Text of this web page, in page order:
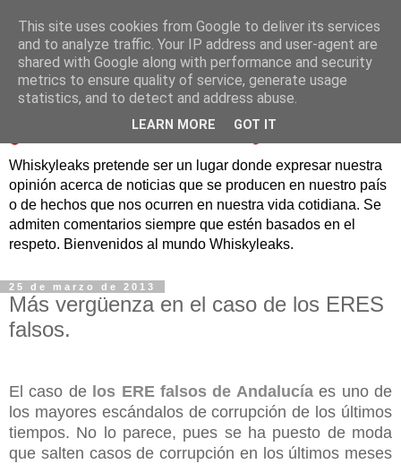
Whiskyleaks pretende ser un lugar donde expresar nuestra
opinión acerca de noticias que se producen en nuestro país
o de hechos que nos ocurren en nuestra vida cotidiana. Se
admiten comentarios siempre que estén basados en el
respeto. Bienvenidos al mundo Whiskyleaks.
25 de marzo de 2013
Más vergüenza en el caso de los ERES
falsos.
El caso de los ERE falsos de Andalucíaes uno de
los mayores escándalos de corrupción de los últimos
tiempos. No lo parece, pues se ha puesto de moda
que salten casos de corrupción en los últimos meses
This site uses cookies from Google to deliver its services
and to analyze traffic. Your IP address and user-agent are
shared with Google along with performance and security
metrics to ensure quality of service, generate usage
statistics, and to detect and address abuse.
LEARN MORE GOT IT